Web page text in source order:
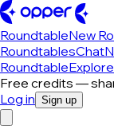
RoundtableNew
RoundtablesChat
RoundtableExplore
Free credits —
Log in Sign up